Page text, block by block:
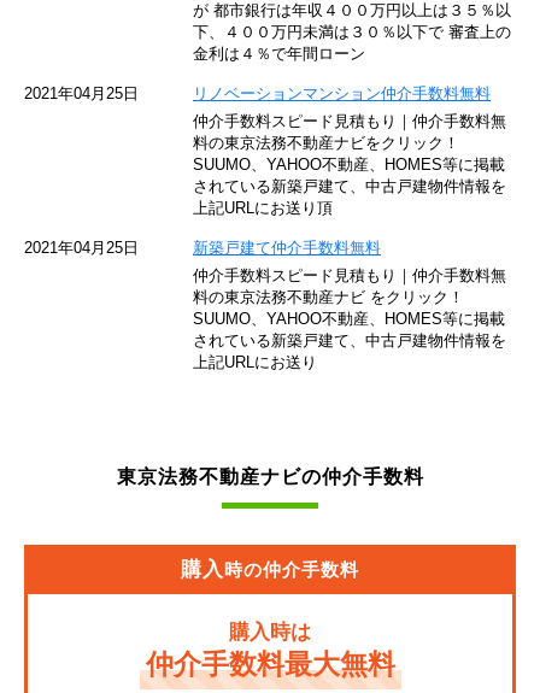
東京臨海高速鉄道
東急世田谷線
JR南武線
が 都市銀行は年収４００万円以上は３５％以
下、４００万円未満は３０％以下で 審査上の
金利は４％で年間ローン
2021年04月25日
リノベーションマンション仲介手数料無料
仲介手数料スピード見積もり｜仲介手数料無
料の東京法務不動産ナビをクリック！
SUUMO、YAHOO不動産、HOMES等に掲載
されている新築戸建て、中古戸建物件情報を
上記URLにお送り頂
2021年04月25日
新築戸建て仲介手数料無料
仲介手数料スピード見積もり｜仲介手数料無
料の東京法務不動産ナビ をクリック！
SUUMO、YAHOO不動産、HOMES等に掲載
されている新築戸建て、中古戸建物件情報を
上記URLにお送り
東京法務不動産ナビの仲介手数料
購入時の仲介手数料
購入時は
仲介手数料最大無料